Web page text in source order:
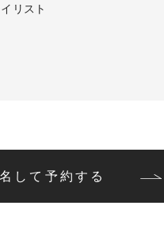
リスト
して予約する